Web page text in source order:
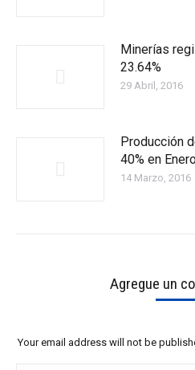
Minerías
23.64%
29 Abril, 2016
Producción
40% en
14 Marzo, 2016
Agregue un
Your email address will not be